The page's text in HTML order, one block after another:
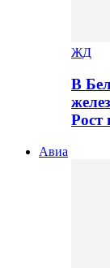
ЖД
В
Рост
Авиа